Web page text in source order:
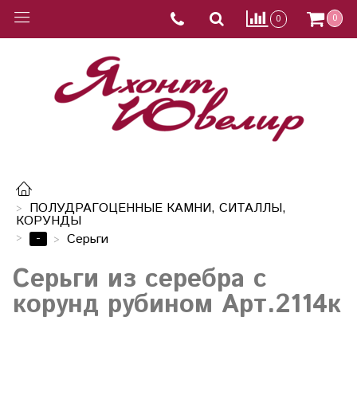
0 0
ПОЛУДРАГОЦЕННЫЕ КАМНИ, СИТАЛЛЫ,
КОРУНДЫ
-
Серьги
Серьги из серебра с
корунд рубином Арт.2114к